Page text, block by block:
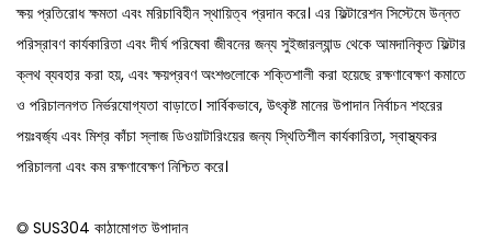
ক্ষয় প্রতিরোধ ক্ষমতা এবং মরিচাবিহীন স্থায়িত্ব প্রদান করে। এর ফিল্টারেশন সিস্টেমে উন্নত
পরিস্রাবণ কার্যকারিতা এবং দীর্ঘ পরিষেবা জীবনের জন্য সুইজারল্যান্ড থেকে আমদানিকৃত ফিল্টার
ক্লথ ব্যবহার করা হয়, এবং ক্ষয়প্রবণ অংশগুলোকে শক্তিশালী করা হয়েছে রক্ষণাবেক্ষণ কমাতে
ও পরিচালনগত নির্ভরযোগ্যতা বাড়াতে। সার্বিকভাবে, উৎকৃষ্ট মানের উপাদান নির্বাচন শহরের
পয়ঃবর্জ্য এবং মিশ্র কাঁচা স্লাজ ডিওয়াটারিংয়ের জন্য স্থিতিশীল কার্যকারিতা, স্বাস্থ্যকর
পরিচালনা এবং কম রক্ষণাবেক্ষণ নিশ্চিত করে।
◎ SUS304 কাঠামোগত উপাদান